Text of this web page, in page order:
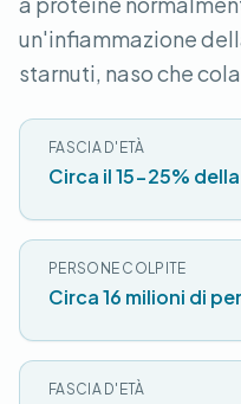
un'infiammazione
starnuti, naso che
FASCIA D'ETÀ
Circa il 15-25%
PERSONE COLPITE
Circa 16 milioni di
FASCIA D'ETÀ